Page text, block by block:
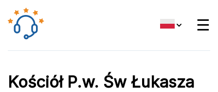
☰
Kościół P.w. Św Łukasza